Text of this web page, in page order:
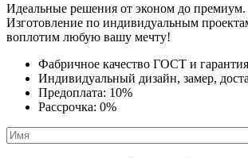
Идеальные решения от эконом до премиум.
Изготовление по индивидуальным
воплотим любую вашу мечту!
Фабричное качество ГОСТ и
Индивидуальный дизайн, замер,
Предоплата: 10%
Рассрочка: 0%